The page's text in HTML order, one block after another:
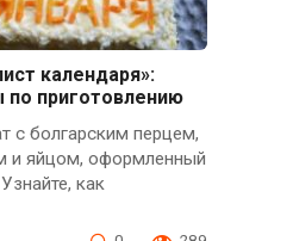
календаря»:
по приготовлению
с болгарским перцем,
и яйцом, оформленный
как